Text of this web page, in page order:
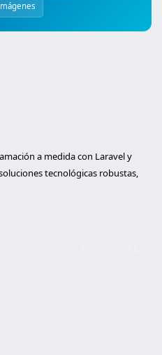
a medida con Laravel y
tecnológicas robustas,